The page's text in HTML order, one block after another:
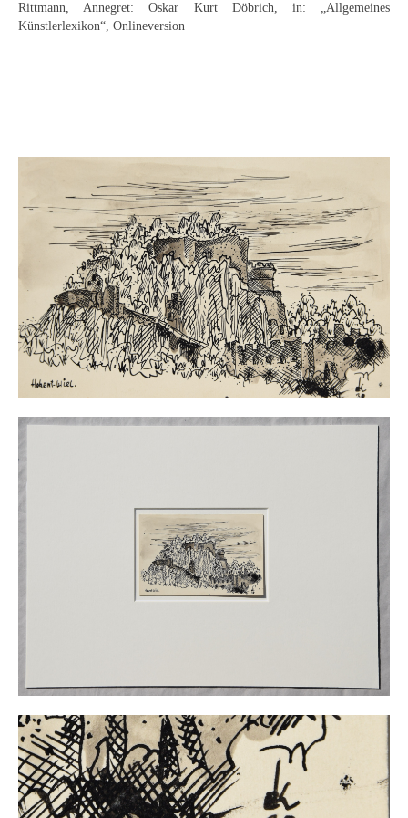
Buchempfehlungen
Der Maler Richard Sprick (1901-1976)
Suche
Über Uns
Kontakt
Publikationsliste
Über Uns
Rittmann, Annegret: Oskar Kurt Döbrich, in: „Allgemeines
Künstlerlexikon“, Onlineversion